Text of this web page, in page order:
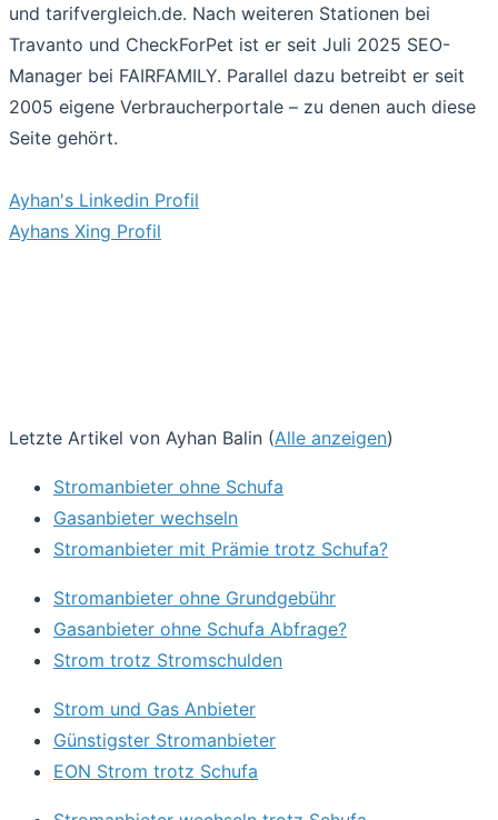
und tarifvergleich.de. Nach weiteren Stationen bei
Travanto und CheckForPet ist er seit Juli 2025 SEO-
Manager bei FAIRFAMILY. Parallel dazu betreibt er seit
2005 eigene Verbraucherportale – zu denen auch diese
Seite gehört.
Ayhan's Linkedin Profil
Ayhans Xing Profil
Letzte Artikel von Ayhan Balin (Alle anzeigen)
Stromanbieter ohne Schufa
Gasanbieter wechseln
Stromanbieter mit Prämie trotz Schufa?
Stromanbieter ohne Grundgebühr
Gasanbieter ohne Schufa Abfrage?
Strom trotz Stromschulden
Strom und Gas Anbieter
Günstigster Stromanbieter
EON Strom trotz Schufa